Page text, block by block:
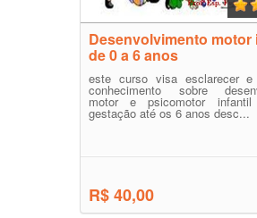
Desenvolvimento motor
de 0 a 6 anos
este curso visa esclarecer
conhecimento sobre
motor e psicomotor
gestação até os 6 anos desc...
R$ 40,00